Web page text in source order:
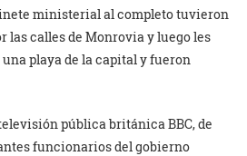
ministerial al completo tuvieron
las calles de Monrovia y luego les
playa de la capital y fueron
pública británica BBC, de
funcionarios del gobierno